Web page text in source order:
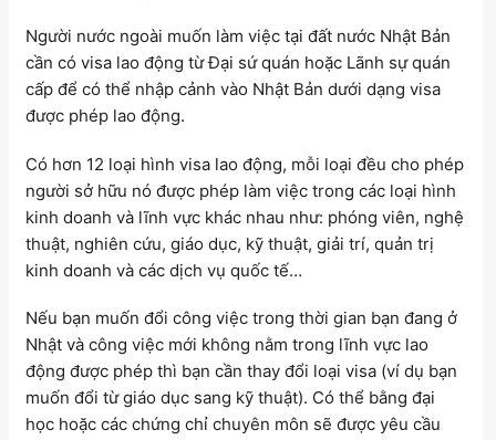
Người nước ngoài muốn làm việc tại đất nước Nhật Bản
cần có visa lao động từ Đại sứ quán hoặc Lãnh sự quán
cấp để có thể nhập cảnh vào Nhật Bản dưới dạng visa
được phép lao động.
Có hơn 12 loại hình visa lao động, mỗi loại đều cho phép
người sở hữu nó được phép làm việc trong các loại hình
kinh doanh và lĩnh vực khác nhau như: phóng viên, nghệ
thuật, nghiên cứu, giáo dục, kỹ thuật, giải trí, quản trị
kinh doanh và các dịch vụ quốc tế…
Nếu bạn muốn đổi công việc trong thời gian bạn đang ở
Nhật và công việc mới không nằm trong lĩnh vực lao
động được phép thì bạn cần thay đổi loại visa (ví dụ bạn
muốn đổi từ giáo dục sang kỹ thuật). Có thể bằng đại
học hoặc các chứng chỉ chuyên môn sẽ được yêu cầu